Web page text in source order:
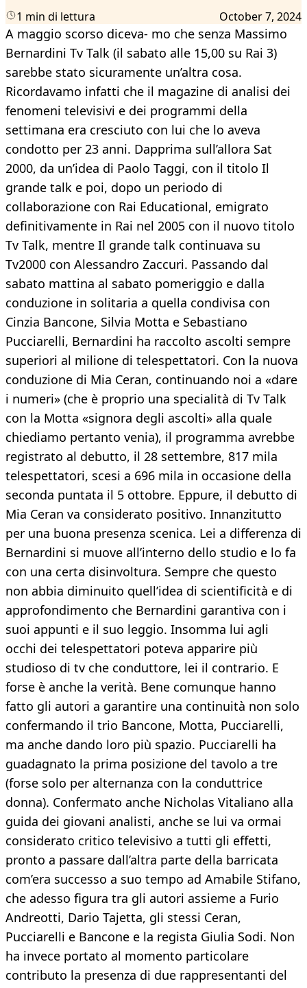
1 min di lettura October 7, 2024
A maggio scorso diceva- mo che senza Massimo
Bernardini Tv Talk (il sabato alle 15,00 su Rai 3)
sarebbe stato sicuramente un’altra cosa.
Ricordavamo infatti che il magazine di analisi dei
fenomeni televisivi e dei programmi della
settimana era cresciuto con lui che lo aveva
condotto per 23 anni. Dapprima sull’allora Sat
2000, da un’idea di Paolo Taggi, con il titolo Il
grande talk e poi, dopo un periodo di
collaborazione con Rai Educational, emigrato
definitivamente in Rai nel 2005 con il nuovo titolo
Tv Talk, mentre Il grande talk continuava su
Tv2000 con Alessandro Zaccuri. Passando dal
sabato mattina al sabato pomeriggio e dalla
conduzione in solitaria a quella condivisa con
Cinzia Bancone, Silvia Motta e Sebastiano
Pucciarelli, Bernardini ha raccolto ascolti sempre
superiori al milione di telespettatori. Con la nuova
conduzione di Mia Ceran, continuando noi a «dare
i numeri» (che è proprio una specialità di Tv Talk
con la Motta «signora degli ascolti» alla quale
chiediamo pertanto venia), il programma avrebbe
registrato al debutto, il 28 settembre, 817 mila
telespettatori, scesi a 696 mila in occasione della
seconda puntata il 5 ottobre. Eppure, il debutto di
Mia Ceran va considerato positivo. Innanzitutto
per una buona presenza scenica. Lei a differenza di
Bernardini si muove all’interno dello studio e lo fa
con una certa disinvoltura. Sempre che questo
non abbia diminuito quell’idea di scientificità e di
approfondimento che Bernardini garantiva con i
suoi appunti e il suo leggio. Insomma lui agli
occhi dei telespettatori poteva apparire più
studioso di tv che conduttore, lei il contrario. E
forse è anche la verità. Bene comunque hanno
fatto gli autori a garantire una continuità non solo
confermando il trio Bancone, Motta, Pucciarelli,
ma anche dando loro più spazio. Pucciarelli ha
guadagnato la prima posizione del tavolo a tre
(forse solo per alternanza con la conduttrice
donna). Confermato anche Nicholas Vitaliano alla
guida dei giovani analisti, anche se lui va ormai
considerato critico televisivo a tutti gli effetti,
pronto a passare dall’altra parte della barricata
com’era successo a suo tempo ad Amabile Stifano,
che adesso figura tra gli autori assieme a Furio
Andreotti, Dario Tajetta, gli stessi Ceran,
Pucciarelli e Bancone e la regista Giulia Sodi. Non
ha invece portato al momento particolare
contributo la presenza di due rappresentanti del